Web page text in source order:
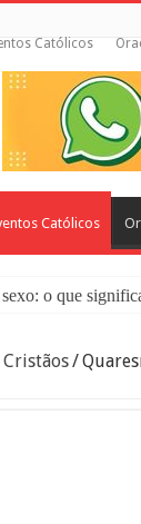
Católicos
Católicos
o que
Coração – Seu
/